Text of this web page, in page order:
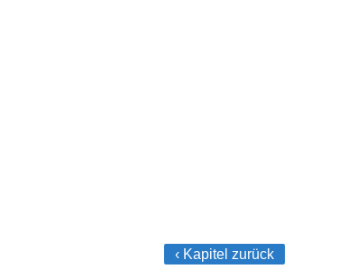
‹ Kapitel zurück